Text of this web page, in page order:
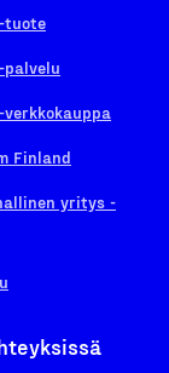
tuote
Finland
yritys -